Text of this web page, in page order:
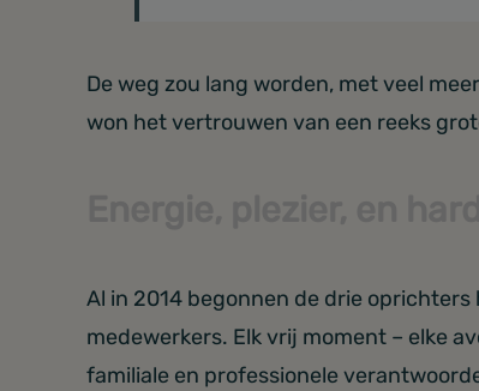
De weg zou lang worden, met veel
won het vertrouwen van een reeks
Al in 2014 begonnen de drie
medewerkers. Elk vrij moment – elke
familiale en professionele